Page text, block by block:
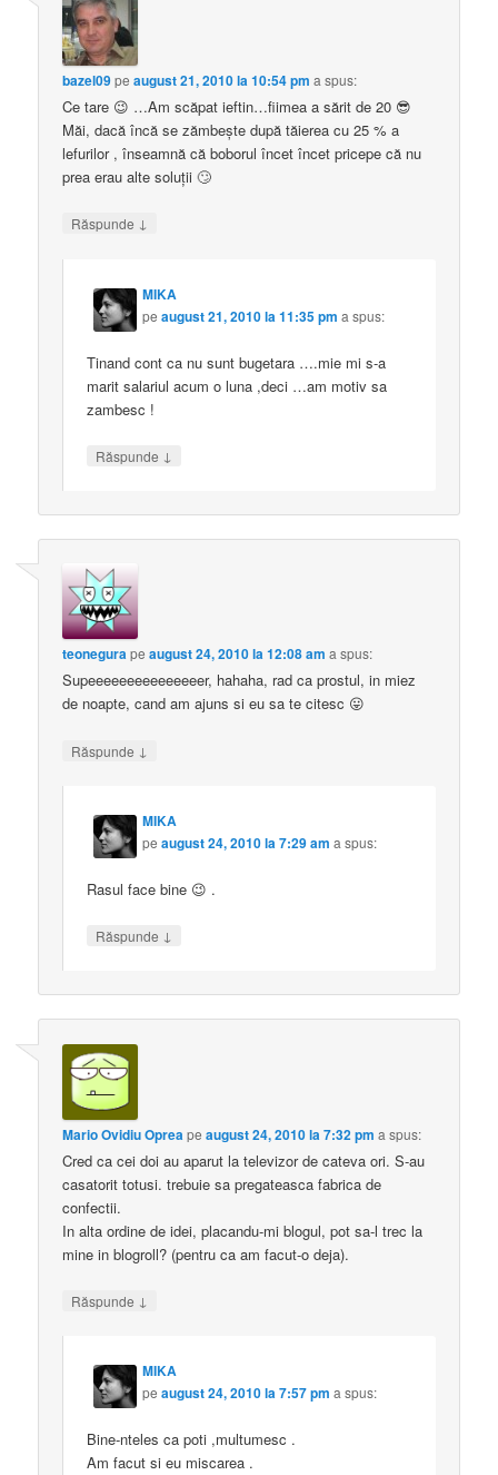
bazel09peaugust 21, 2010 la 10:54 pm a spus:
Ce tare 😉 …Am scăpat ieftin…fiimea a sărit de 20 😎
Măi, dacă încă se zămbeşte după tăierea cu 25 % a
lefurilor , înseamnă că boborul încet încet pricepe că nu
prea erau alte soluţii 🙄
Răspunde ↓
MIKA
peaugust 21, 2010 la 11:35 pm a spus:
Tinand cont ca nu sunt bugetara ….mie mi s-a
marit salariul acum o luna ,deci …am motiv sa
zambesc !
Răspunde ↓
teonegurapeaugust 24, 2010 la 12:08 am a spus:
Supeeeeeeeeeeeeeeer, hahaha, rad ca prostul, in miez
de noapte, cand am ajuns si eu sa te citesc 😛
Răspunde ↓
MIKA
peaugust 24, 2010 la 7:29 am a spus:
Rasul face bine 😉 .
Răspunde ↓
Mario Ovidiu Oprea peaugust 24, 2010 la 7:32 pm a spus:
Cred ca cei doi au aparut la televizor de cateva ori. S-au
casatorit totusi. trebuie sa pregateasca fabrica de
confectii.
In alta ordine de idei, placandu-mi blogul, pot sa-l trec la
mine in blogroll? (pentru ca am facut-o deja).
Răspunde ↓
MIKA
peaugust 24, 2010 la 7:57 pm a spus:
Bine-nteles ca poti ,multumesc .
Am facut si eu miscarea .